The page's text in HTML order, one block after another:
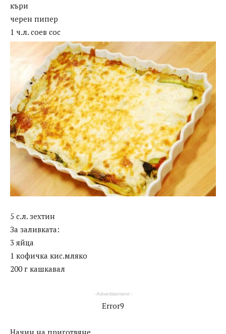
къри
черен пипер
1 ч.л. соев сос
5 с.л. зехтин
За заливката:
3 яйца
1 кофичка кис.мляко
200 г кашкавал
- Advertisement -
Error9